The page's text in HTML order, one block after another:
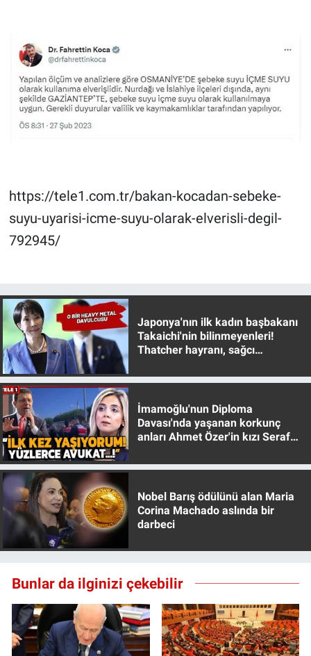
https://tele1.com.tr/bakan-kocadan-sebeke-
suyu-uyarisi-icme-suyu-olarak-elverisli-degil-
792945/
Japonya'nın ilk kadın başbakanı
Takaichi'nin bilinmeyenleri!
Thatcher hayranı, sağcı
İmamoğlu'nun Diploma
Davası'nda yaşanan korkunç
anları Ahmet Özer'in kızı Seraf
Nobel Barış ödülünü alan Maria
Corina Machado aslında bir
darbeci
Bunlar da ilginizi çekebilir
Popüler
Programlar
Teknoloji
Türkiye'nin Geleceği
Yerel Gündem
Yerel Yaşam
Canlı Yayın